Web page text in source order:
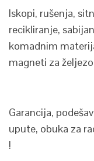
Iskopi, rušenja,
recikliranje,
komadnim
magneti za
Garancija,
upute, obuka za
!